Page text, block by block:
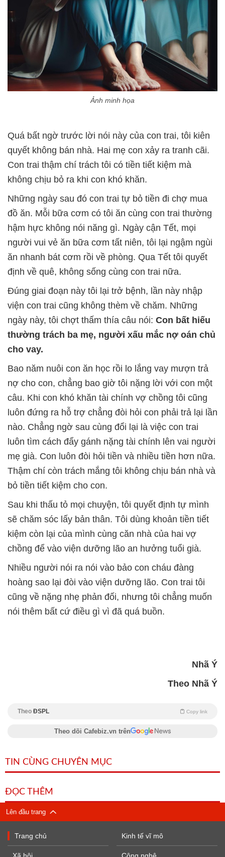
Ảnh minh họa
Quá bất ngờ trước lời nói này của con trai, tôi kiên
quyết không bán nhà. Hai mẹ con xảy ra tranh cãi.
Con trai thậm chí trách tôi có tiền tiết kiệm mà
không chịu bỏ ra khi con khó khăn.
Những ngày sau đó con trai tự bỏ tiền đi chợ mua
đồ ăn. Mỗi bữa cơm có tôi ăn cùng con trai thường
hậm hực không nói năng gì. Ngày cận Tết, mọi
người vui vẻ ăn bữa cơm tất niên, tôi lại ngậm ngùi
ăn nhanh bát cơm rồi về phòng. Qua Tết tôi quyết
định về quê, không sống cùng con trai nữa.
Đúng giai đoạn này tôi lại trở bệnh, lần này nhập
viện con trai cũng không thèm về chăm. Những
ngày này, tôi chợt thấm thía câu nói: Con bất hiếu
thường trách ba mẹ, người xấu mắc nợ oán chủ
cho vay.
Bao năm nuôi con ăn học rồi lo lắng vay mượn trả
nợ cho con, chẳng bao giờ tôi nặng lời với con một
câu. Khi con khó khăn tài chính vợ chồng tôi cũng
luôn đứng ra hỗ trợ chẳng đòi hỏi con phải trả lại lần
nào. Chẳng ngờ sau cùng đổi lại là việc con trai
luôn tìm cách đẩy gánh nặng tài chính lên vai người
mẹ già. Con luôn đòi hỏi tiền và nhiều tiền hơn nữa.
Thậm chí còn trách mắng tôi không chịu bán nhà và
bỏ tiền tiết kiệm cho con.
Sau khi thấu tỏ mọi chuyện, tôi quyết định tự mình
sẽ chăm sóc lấy bản thân. Tôi dùng khoản tiền tiết
kiệm còn lại của mình cùng căn nhà của hai vợ
chồng để vào viện dưỡng lão an hưởng tuổi già.
Nhiều người nói ra nói vào bảo con cháu đàng
hoàng sao lại đòi vào viện dưỡng lão. Con trai tôi
cũng về nặng nhẹ phản đối, nhưng tôi chẳng muốn
nói thêm bất cứ điều gì vì đã quá buồn.
Nhã Ý
Theo Nhã Ý
Theo ĐSPL Copy link
Theo dõi Cafebiz.vn trên
TIN CÙNG CHUYÊN MỤC
ĐỌC THÊM
Lên đầu trang
Trang chủ
Xã hội
Kinh tế vĩ mô
Công nghệ